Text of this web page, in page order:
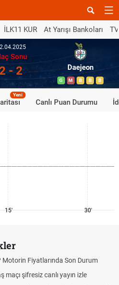
İLK11 KUR At Yarışı Bankoları
Sonu
- 2 Daejeon
G M B B B
Yeni
Canlı Puan Durumu
15' 30'
Fiyatlarında Son Durum
şifresiz canlı yayın izle